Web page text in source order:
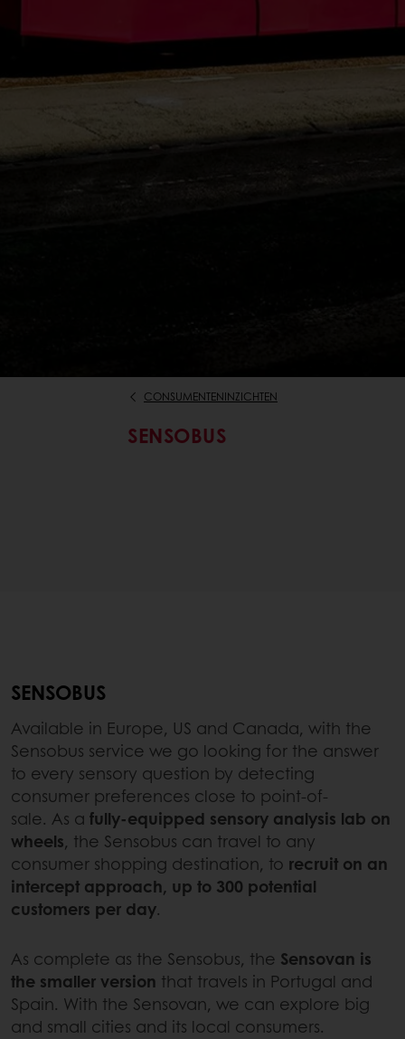
CONSUMENTENINZICHTEN
SENSOBUS
SENSOBUS
Available in Europe, US and Canada, with the
Sensobus service we go looking for the answer
to every sensory question by detecting
consumer preferences close to point-of-
sale. As a fully-equipped sensory analysis lab on
wheels, the Sensobus can travel to any
consumer shopping destination, to recruit on an
intercept approach, up to 300 potential
customers per day.
As complete as the Sensobus, the Sensovan is
the smaller version that travels in Portugal and
Spain. With the Sensovan, we can explore big
and small cities and its local consumers.